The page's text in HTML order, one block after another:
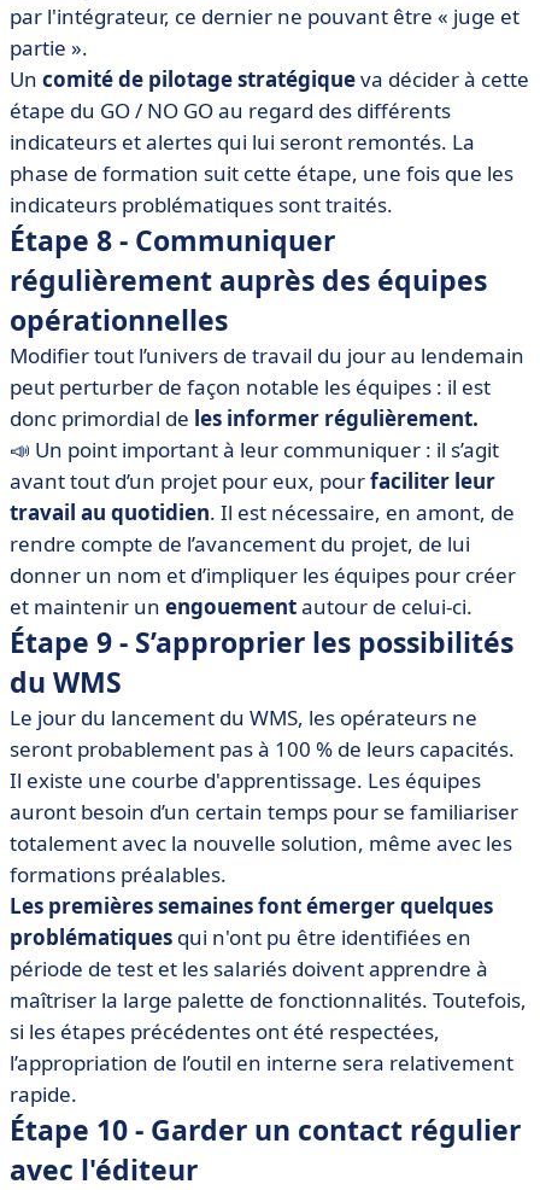
par l'intégrateur, ce dernier ne pouvant être « juge et
partie ».
Un comité de pilotage stratégiqueva décider à cette
étape du GO / NO GO au regard des différents
indicateurs et alertes qui lui seront remontés. La
phase de formation suit cette étape, une fois que les
indicateurs problématiques sont traités.
Étape 8 - Communiquer
régulièrement auprès des équipes
opérationnelles
Modifier tout l’univers de travail du jour au lendemain
peut perturber de façon notable les équipes : il est
donc primordial de les informer régulièrement.
📣 Un point important à leur communiquer : il s’agit
avant tout d’un projet pour eux, pourfaciliter leur
travail au quotidien. Il est nécessaire, en amont, de
rendre compte de l’avancement du projet, de lui
donner un nom et d’impliquer les équipes pour créer
et maintenir un engouementautour de celui-ci.
Étape 9 - S’approprier les possibilités
du WMS
Le jour du lancement du WMS, les opérateurs ne
seront probablement pas à 100 % de leurs capacités.
Il existe une courbe d'apprentissage. Les équipes
auront besoin d’un certain temps pour se familiariser
totalement avec la nouvelle solution, même avec les
formations préalables.
Les premières semaines font émerger quelques
problématiques qui n'ont pu être identifiées en
période de test et les salariés doivent apprendre à
maîtriser la large palette de fonctionnalités. Toutefois,
si les étapes précédentes ont été respectées,
l’appropriation de l’outil en interne sera relativement
rapide.
Étape 10 - Garder un contact régulier
avec l'éditeur